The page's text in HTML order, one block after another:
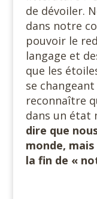
de dévoiler.
dans notre
pouvoir le
langage et
que les
se
reconnaître
dans un état
dire que
monde,
la fin de «